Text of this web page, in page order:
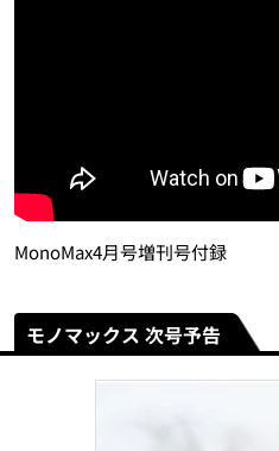
MonoMax4月号増刊号付録
モノマックス 次号予告